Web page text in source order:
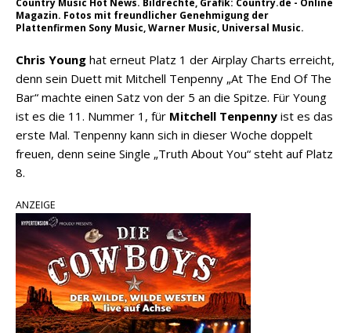
Magazin. Fotos mit freundlicher Genehmigung der
Plattenfirmen Sony Music, Warner Music, Universal Music.
Chris Young hat erneut Platz 1 der Airplay Charts erreicht,
denn sein Duett mit Mitchell Tenpenny „At The End Of The
Bar“ machte einen Satz von der 5 an die Spitze. Für Young
ist es die 11. Nummer 1, für Mitchell Tenpenny ist es das
erste Mal. Tenpenny kann sich in dieser Woche doppelt
freuen, denn seine Single „Truth About You“ steht auf Platz
8.
ANZEIGE